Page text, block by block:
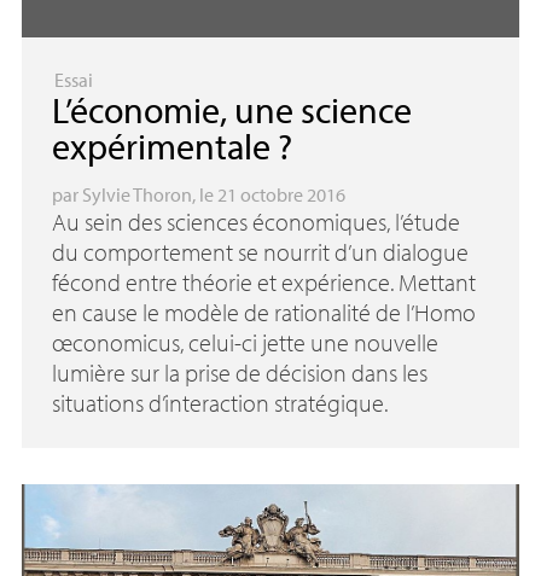
Essai
L’économie, une science
expérimentale ?
par Sylvie Thoron, le 21 octobre 2016
Au sein des sciences économiques, l’étude
du comportement se nourrit d’un dialogue
fécond entre théorie et expérience. Mettant
en cause le modèle de rationalité de l’Homo
œconomicus, celui-ci jette une nouvelle
lumière sur la prise de décision dans les
situations d’interaction stratégique.